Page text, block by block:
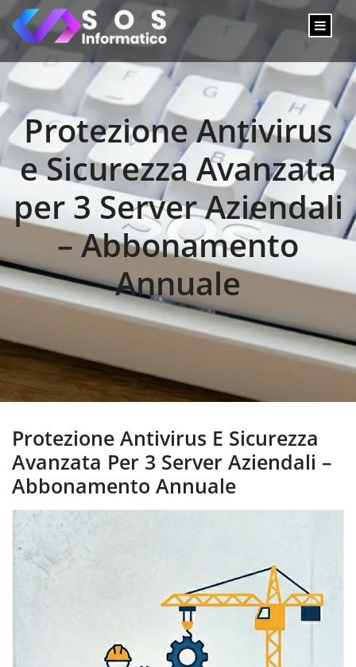
Protezione Antivirus
e Sicurezza Avanzata
per 3 Server Aziendali
– Abbonamento
Annuale
Protezione Antivirus E Sicurezza
Avanzata Per 3 Server Aziendali –
Abbonamento Annuale